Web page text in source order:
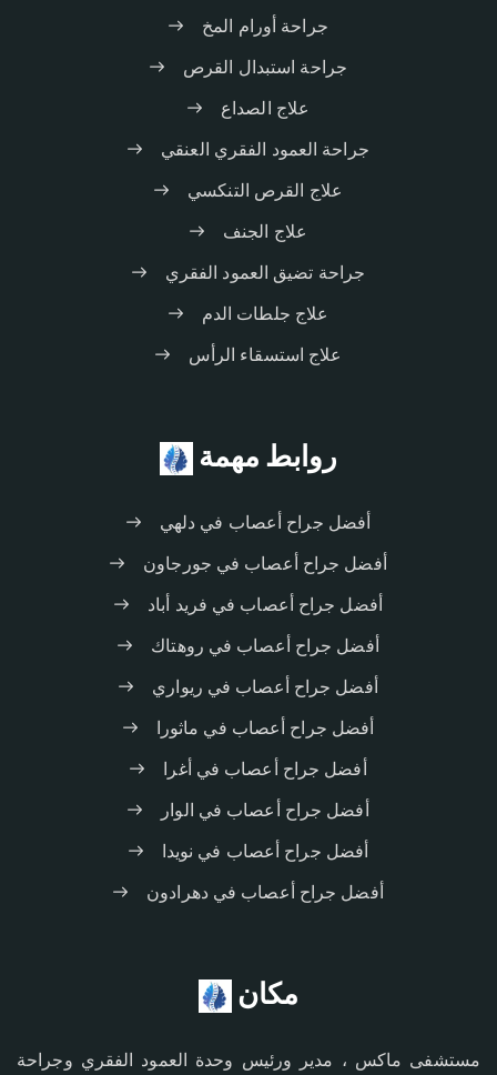
جراحة أورام المخ
جراحة استبدال القرص
علاج الصداع
جراحة العمود الفقري العنقي
علاج القرص التنكسي
علاج الجنف
جراحة تضيق العمود الفقري
علاج جلطات الدم
علاج استسقاء الرأس
روابط مهمة
أفضل جراح أعصاب في دلهي
أفضل جراح أعصاب في جورجاون
أفضل جراح أعصاب في فريد أباد
أفضل جراح أعصاب في روهتاك
أفضل جراح أعصاب في ريواري
أفضل جراح أعصاب في ماثورا
أفضل جراح أعصاب في أغرا
أفضل جراح أعصاب في الوار
أفضل جراح أعصاب في نويدا
أفضل جراح أعصاب في دهرادون
مكان
مستشفى ماكس ، مدير ورئيس وحدة العمود الفقري وجراحة